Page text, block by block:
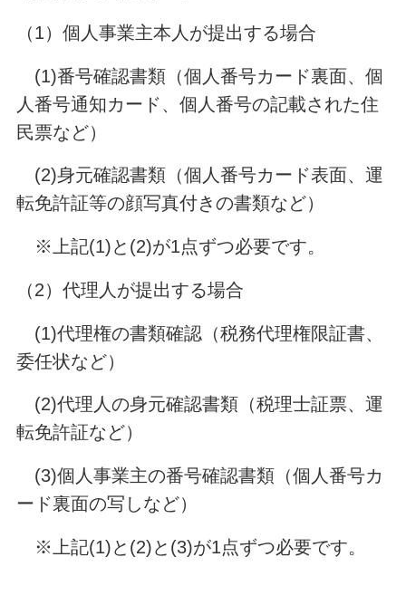
（1）個人事業主本人が提出する場合
(1)番号確認書類（個人番号カード裏面、個
人番号通知カード、個人番号の記載された住
民票など）
(2)身元確認書類（個人番号カード表面、運
転免許証等の顔写真付きの書類など）
※上記(1)と(2)が1点ずつ必要です。
（2）代理人が提出する場合
(1)代理権の書類確認（税務代理権限証書、
委任状など）
(2)代理人の身元確認書類（税理士証票、運
転免許証など）
(3)個人事業主の番号確認書類（個人番号カ
ード裏面の写しなど）
※上記(1)と(2)と(3)が1点ずつ必要です。